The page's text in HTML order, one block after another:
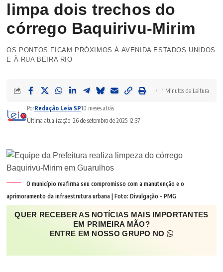
limpa dois trechos do
córrego Baquirivu-Mirim
OS PONTOS FICAM PRÓXIMOS À AVENIDA ESTADOS UNIDOS
E À RUA BEIRA RIO
Última atualização: 26 de setembro de 2025 12:37
PorRedação Leia SP10 meses atrás
1 Minutos de Leitura
O município reafirma seu compromisso com a manutenção e o
aprimoramento da infraestrutura urbana | Foto: Divulgação – PMG
QUER RECEBER AS NOTÍCIAS MAIS IMPORTANTES
EM PRIMEIRA MÃO?
ENTRE EM NOSSO GRUPO NO